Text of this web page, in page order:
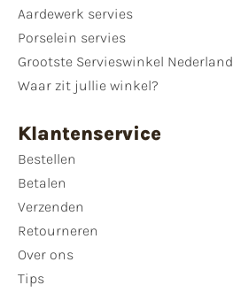
Aardewerk servies
Porselein servies
Grootste Servieswinkel Nederland
Waar zit jullie winkel?
Klantenservice
Bestellen
Betalen
Verzenden
Retourneren
Over ons
Tips